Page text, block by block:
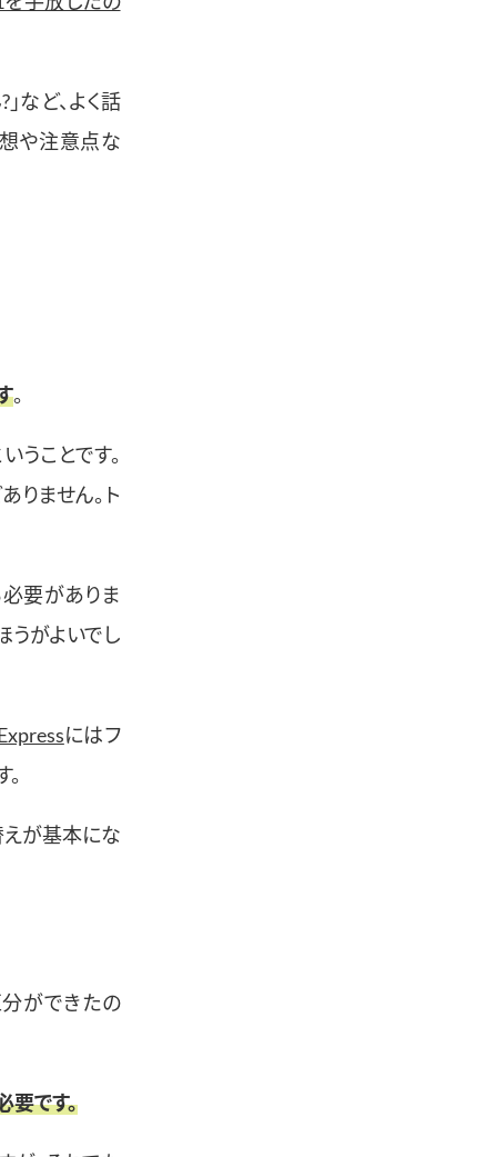
など、よく話
や注意点な
。
うことです。
りません。ト
要がありま
うがよいでし
にはフ
えが基本にな
分ができたの
です。